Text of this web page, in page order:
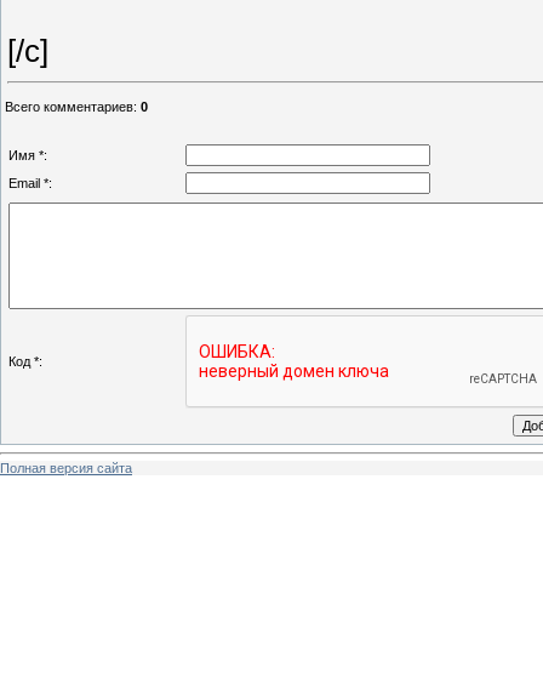
[/c]
Всего комментариев: 0
Имя *:
Email *:
Код *:
Полная версия сайта